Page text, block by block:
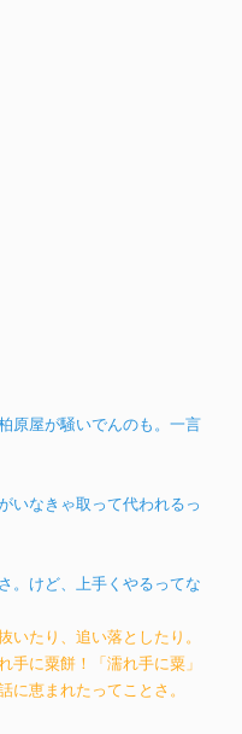
原屋が騒いでんのも。一言
いなきゃ取って代われるっ
。けど、上手くやるってな
いたり、追い落としたり。
手に粟餅！「濡れ手に粟」
に恵まれたってことさ。